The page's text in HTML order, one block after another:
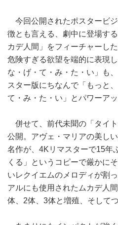
今回公開されたポスタービ
徴とも言える、劇中に登場す
カデ人間」をフィーチャーし
危険すぎる欲望を端的に表現
な・げ・て・み・た・い」も
スター版にちなんで「もっと
て・み・た・い」とパワーア
併せて、前代未聞の「タイト
公開。アヴェ・マリアの美し
名作が、4Kリマスターで15年
くる」というコピーで厳かに
いレクイエムのメロディが割
アルにも使用されたムカデ人
体、2体、3体と増殖、そして